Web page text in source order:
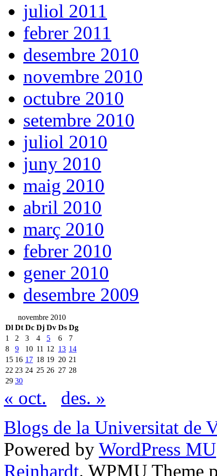
juliol 2011
febrer 2011
desembre 2010
novembre 2010
octubre 2010
setembre 2010
juliol 2010
juny 2010
maig 2010
abril 2010
març 2010
febrer 2010
gener 2010
desembre 2009
novembre 2010
Dl Dt Dc Dj Dv Ds Dg
1
2 3 4 5 6
7
8
9 10 11 12 13 14
15 16 17 18 19 20 21
22 23 24 25 26 27 28
29 30
« oct.
des. »
Blogs de la Universitat de
Powered by WordPress MU
Reinhardt. WPMU Theme